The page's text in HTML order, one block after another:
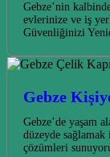
Gebze’nin
evlerinize ve iş
Güvenliğinizi
Gebze
Gebze’de yaşam
düzeyde
çözümleri